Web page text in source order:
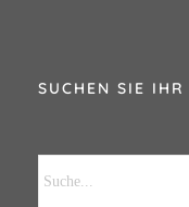
SUCHEN SIE